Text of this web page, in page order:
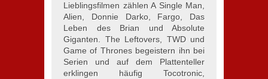
Lieblingsfilmen zählen A Single Man,
Alien, Donnie Darko, Fargo, Das
Leben des Brian und Absolute
Giganten. The Leftovers, TWD und
Game of Thrones begeistern ihn bei
Serien und auf dem Plattenteller
erklingen häufig Tocotronic,